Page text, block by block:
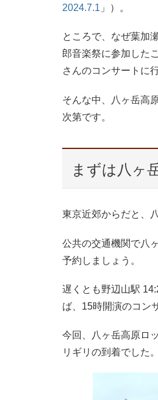
2024.7.1 」）。
ところで、なぜ葉加
郎音楽祭に参加した
さんのコンサートに
そんな中、八ヶ岳高
次第です。
まずは八ヶ
東京近郊からだと、
公共の交通機関で八
予約しましょう。
遅くとも野辺山駅
ば、15時開演のコン
今回、八ヶ岳高原ロ
リギリの到着でした。